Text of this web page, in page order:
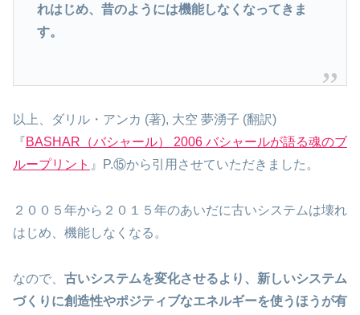
れはじめ、昔のようには機能しなくなってきま
す。
以上、ダリル・アンカ (著), 大空 夢湧子 (翻訳)
『BASHAR（バシャール） 2006 バシャールが語る魂のブ
ループリント 』P.⑮から引用させていただきました。
２００５年から２０１５年のあいだに古いシステムは壊れ
はじめ、機能しなくなる。
なので、 古いシステムを変化させるより、新しいシステム
づくりに創造性やポジティブなエネルギーを使うほうが有